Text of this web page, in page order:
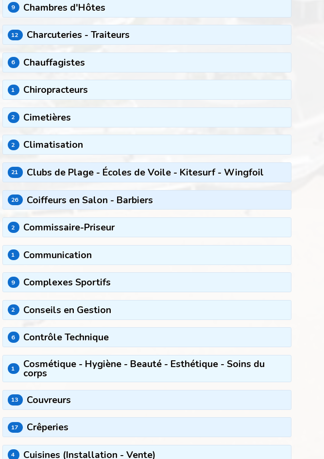
9 Chambres d'Hôtes
12 Charcuteries - Traiteurs
6 Chauffagistes
1 Chiropracteurs
2 Cimetières
2 Climatisation
21 Clubs de Plage - Écoles de Voile - Kitesurf - Wingfoil
26 Coiffeurs en Salon - Barbiers
2 Commissaire-Priseur
1 Communication
9 Complexes Sportifs
2 Conseils en Gestion
6 Contrôle Technique
1 Cosmétique - Hygiène - Beauté - Esthétique - Soins du
corps
13 Couvreurs
17 Crêperies
4 Cuisines (Installation - Vente)